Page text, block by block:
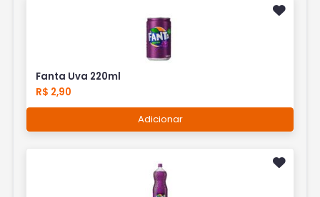
Fanta Uva 220ml
R$ 2,90
Adicionar